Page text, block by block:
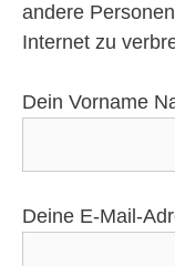
andere
Internet zu
Dein Vorname
Deine E-Mail-